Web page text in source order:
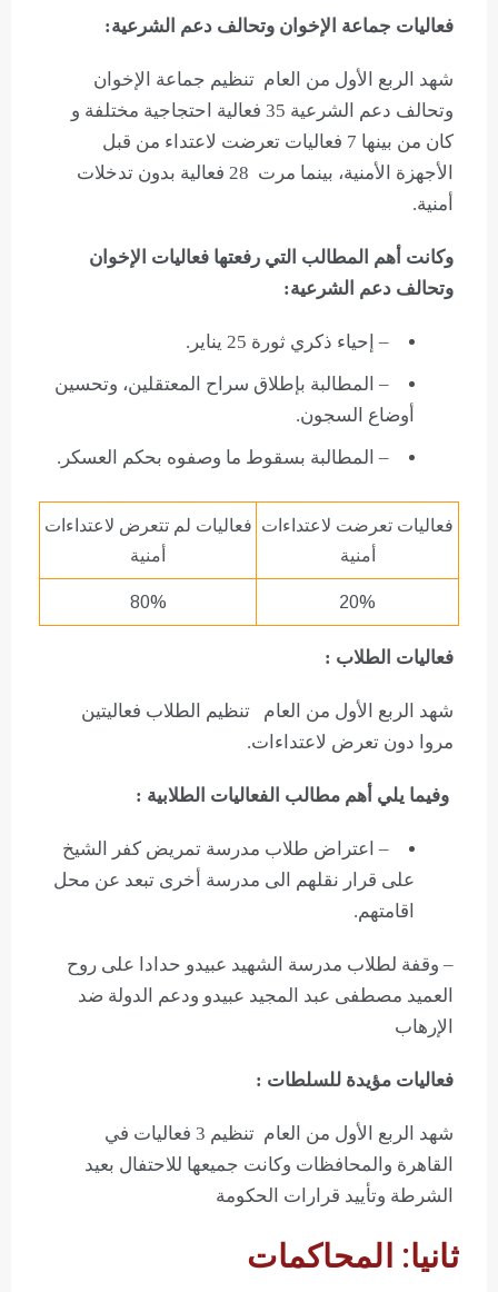
فعاليات جماعة الإخوان وتحالف دعم الشرعية:
شهد الربع الأول من العام تنظيم جماعة الإخوان
وتحالف دعم الشرعية 35 فعالية احتجاجية مختلفة و
كان من بينها 7 فعاليات تعرضت لاعتداء من قبل
الأجهزة الأمنية، بينما مرت 28 فعالية بدون تدخلات
أمنية.
وكانت أهم المطالب التي رفعتها فعاليات الإخوان
وتحالف دعم الشرعية:
– إحياء ذكري ثورة 25 يناير.
– المطالبة بإطلاق سراح المعتقلين، وتحسين
أوضاع السجون.
– المطالبة بسقوط ما وصفوه بحكم العسكر.
فعاليات تعرضت لاعتداءات
أمنية
فعاليات لم تتعرض لاعتداءات
أمنية
20%
80%
فعاليات الطلاب :
شهد الربع الأول من العام تنظيم الطلاب فعاليتين
مروا دون تعرض لاعتداءات.
وفيما يلي أهم مطالب الفعاليات الطلابية :
– اعتراض طلاب مدرسة تمريض كفر الشيخ
على قرار نقلهم الى مدرسة أخرى تبعد عن محل
اقامتهم.
– وقفة لطلاب مدرسة الشهيد عبيدو حدادا على روح
العميد مصطفى عبد المجيد عبيدو ودعم الدولة ضد
الإرهاب
فعاليات مؤيدة للسلطات :
شهد الربع الأول من العام تنظيم 3 فعاليات في
القاهرة والمحافظات وكانت جميعها للاحتفال بعيد
الشرطة وتأييد قرارات الحكومة
ثانيا: المحاكمات